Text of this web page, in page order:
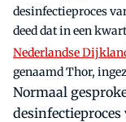
desinfectieproces
deed dat in een
Nederlandse
genaamd Thor,
Normaal
desinfectieproces